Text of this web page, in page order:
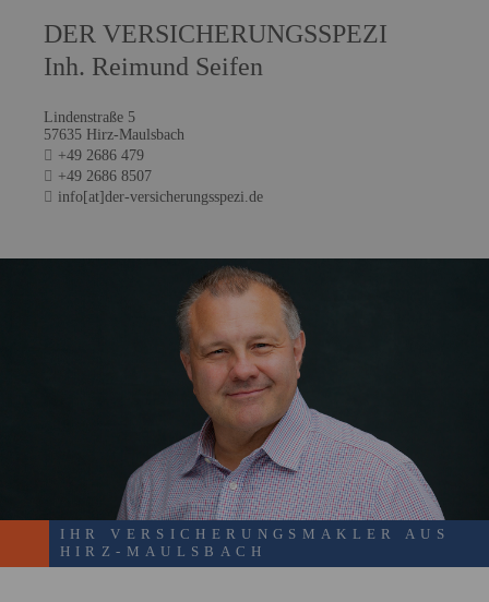
DER VERSICHERUNGSSPEZI
Inh. Reimund Seifen
Lindenstraße 5
57635 Hirz-Maulsbach
+49 2686 479
+49 2686 8507
info[at]der-versicherungsspezi.de
IHR VERSICHERUNGSMAKLER AUS
HIRZ-MAULSBACH